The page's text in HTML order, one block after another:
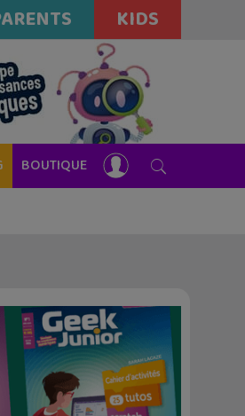
KIDS
BOUTIQUE